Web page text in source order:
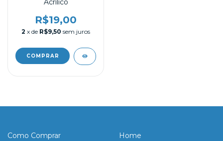
Acrílico
R$19,00
2 x de R$9,50 sem juros
Como Comprar Home